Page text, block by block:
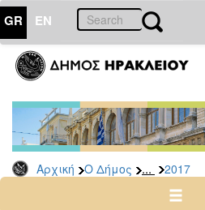
GR EN
Αρχική Ο Δήμος ... 2017
ΔΗΜΟΣ
Δελτία
Τύπου
Αρχείο
2026